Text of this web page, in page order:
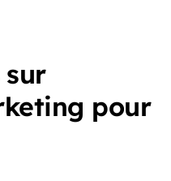
sur
pour